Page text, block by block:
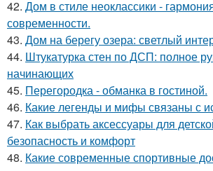
42. Дом в стиле неоклассики -
современности.
43. Дом на берегу озера: светлый
44. Штукатурка стен по ДСП: полное
начинающих
45. Перегородка - обманка в гостиной.
46. Какие легенды и мифы связаны с
47. Как выбрать аксессуары для
безопасность и комфорт
48. Какие современные спортивные